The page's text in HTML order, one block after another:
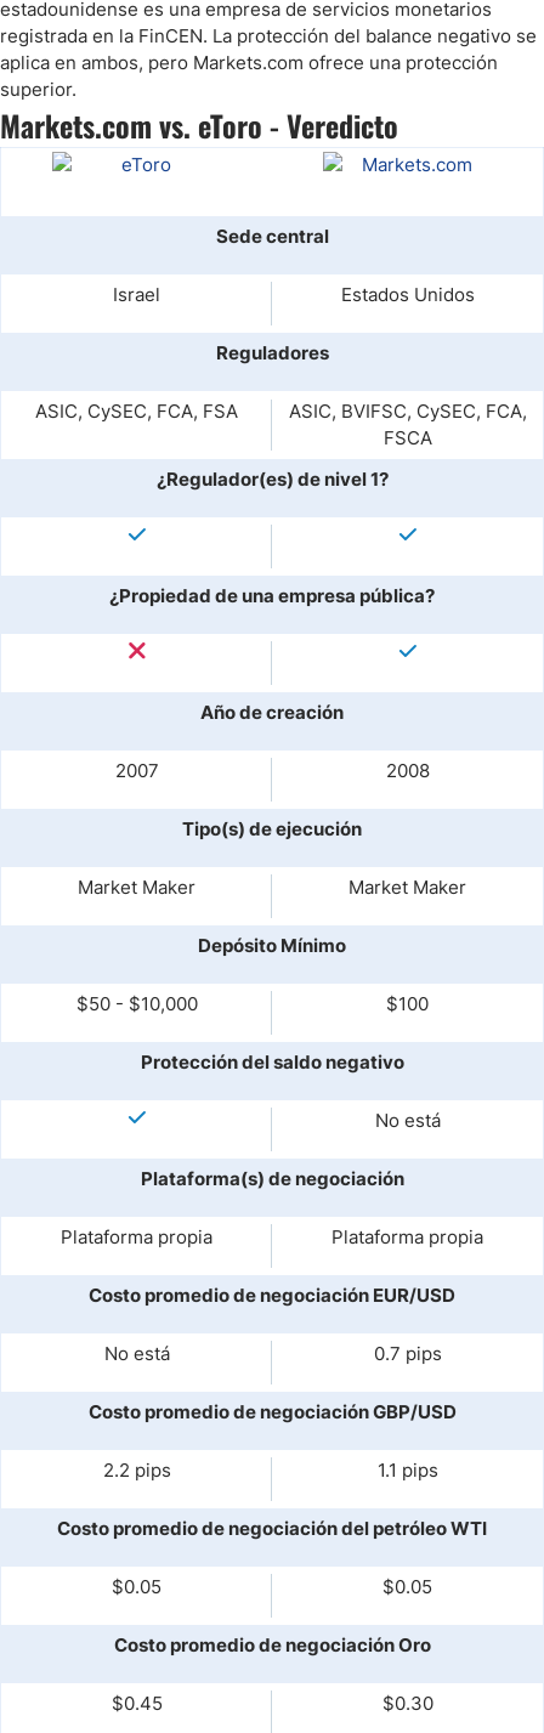
estadounidense es una empresa de servicios monetarios
registrada en la FinCEN. La protección del balance negativo se
aplica en ambos, pero Markets.com ofrece una protección
superior.
Markets.com vs. eToro - Veredicto
Sede central
Israel Estados Unidos
Reguladores
ASIC, CySEC, FCA, FSA
ASIC, BVIFSC, CySEC, FCA,
FSCA
¿Regulador(es) de nivel 1?
¿Propiedad de una empresa pública?
Año de creación
2007 2008
Tipo(s) de ejecución
Market Maker Market Maker
Depósito Mínimo
$50 - $10,000 $100
Protección del saldo negativo
No está
Plataforma(s) de negociación
Plataforma propia Plataforma propia
Costo promedio de negociación EUR/USD
No está 0.7 pips
Costo promedio de negociación GBP/USD
2.2 pips 1.1 pips
Costo promedio de negociación del petróleo WTI
$0.05 $0.05
Costo promedio de negociación Oro
$0.45 $0.30